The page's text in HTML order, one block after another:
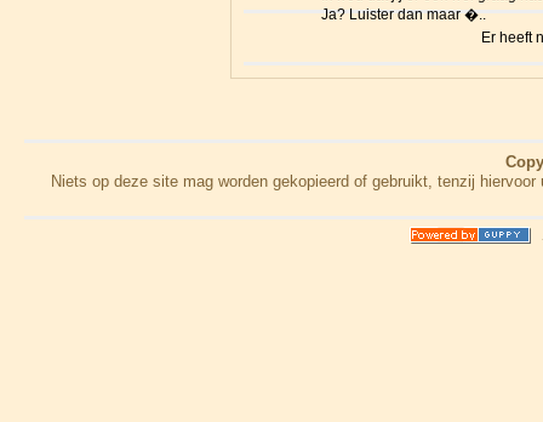
Ja? Luister dan maar �..
Er heeft
Niets op deze site mag worden gekopieerd of gebruikt, tenzij